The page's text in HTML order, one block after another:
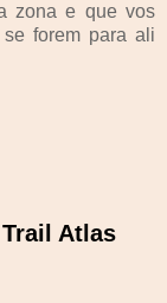
zona e que vos
forem para ali
Atlas